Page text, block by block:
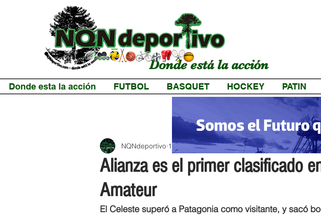
Donde está la acción
Donde esta la acción FUTBOL BASQUET HOCKEY PATIN
Alianza es el primer clasificado
Amateur
NQNdeportivo 1 min de lectura
El Celeste superó a Patagonia como visitante, y sacó